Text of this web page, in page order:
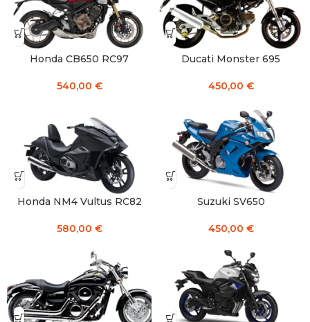
Honda CB650 RC97
540,00 €
Ducati Monster 695
450,00 €
Honda NM4 Vultus RC82
580,00 €
Suzuki SV650
450,00 €